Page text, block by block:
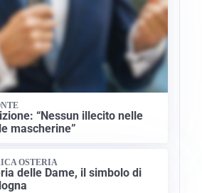
“Nessun illecito nelle
mascherine”
OSTERIA
delle Dame, il simbolo di